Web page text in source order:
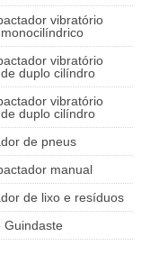
vibratório
vibratório
duplo cilíndro
vibratório
duplo cilíndro
de pneus
manual
de lixo e resíduos
Guindaste